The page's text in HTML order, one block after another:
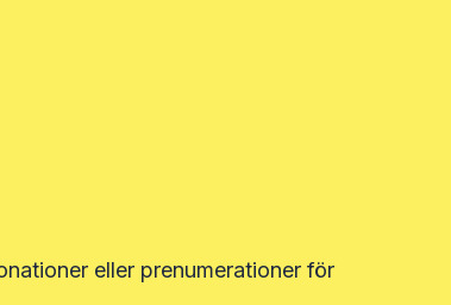
eller prenumerationer för